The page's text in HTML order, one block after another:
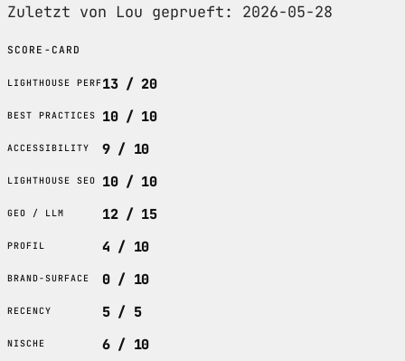
Zuletzt von Lou geprueft: 2026-05-28
SCORE-CARD
LIGHTHOUSE PERF13 / 20
BEST PRACTICES 10 / 10
ACCESSIBILITY 9 / 10
LIGHTHOUSE SEO 10 / 10
GEO / LLM 12 / 15
PROFIL 4 / 10
BRAND-SURFACE 0 / 10
RECENCY 5 / 5
NISCHE 6 / 10